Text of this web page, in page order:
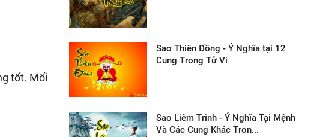
tốt. Mối
Sao Thiên Đồng - Ý Nghĩa tại 12
Cung Trong Tử Vi
Sao Liêm Trinh - Ý Nghĩa Tại Mệnh
Và Các Cung Khác Tron...